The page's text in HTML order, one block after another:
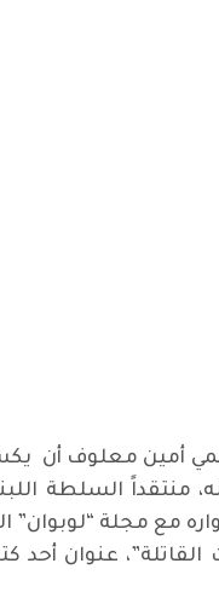
أمين معلوف أن
السلطة
مع مجلة “لوبوان”
عنوان أحد